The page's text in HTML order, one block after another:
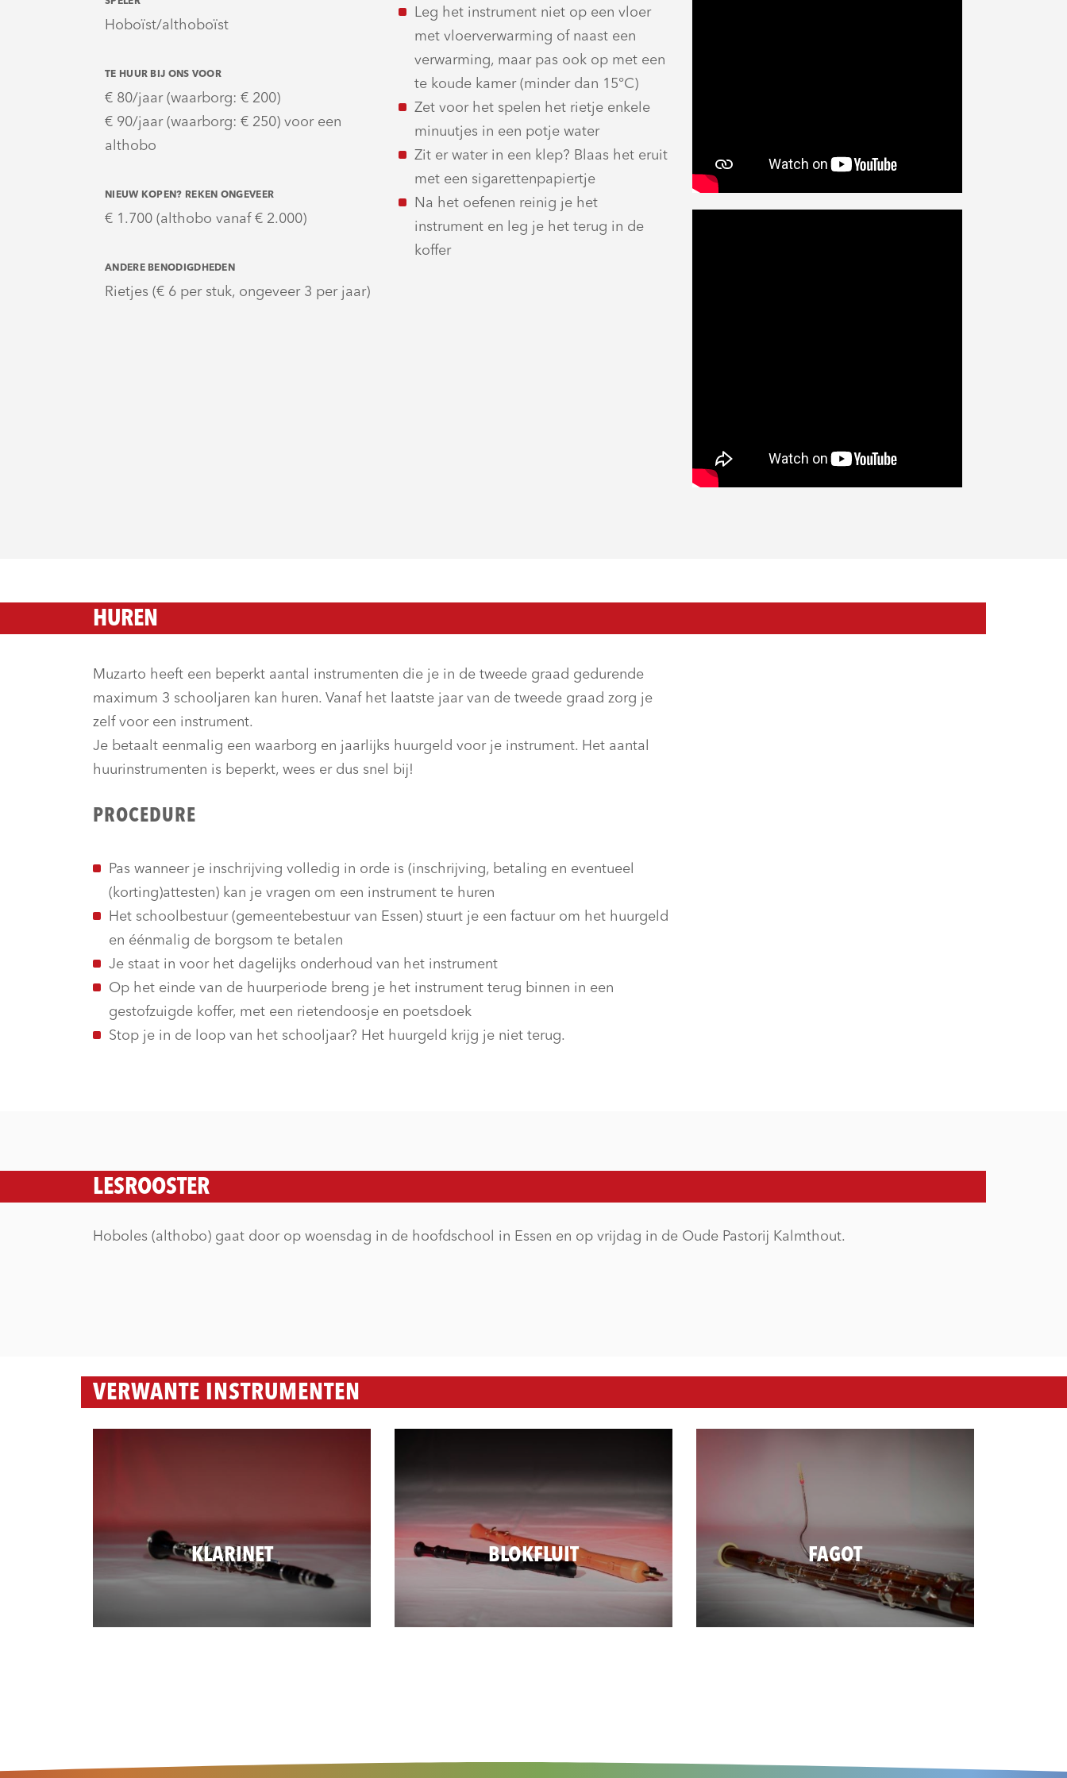
SPELER
Hoboïst/althoboïst
TE HUUR BIJ ONS VOOR
€ 80/jaar (waarborg: € 200)
€ 90/jaar (waarborg: € 250) voor een
althobo
NIEUW KOPEN? REKEN ONGEVEER
€ 1.700 (althobo vanaf € 2.000)
ANDERE BENODIGDHEDEN
Rietjes (€ 6 per stuk, ongeveer 3 per jaar)
Leg het instrument niet op een vloer
met vloerverwarming of naast een
verwarming, maar pas ook op met een
te koude kamer (minder dan 15°C)
Zet voor het spelen het rietje enkele
minuutjes in een potje water
Zit er water in een klep? Blaas het eruit
met een sigarettenpapiertje
Na het oefenen reinig je het
instrument en leg je het terug in de
koffer
HUREN
Muzarto heeft een beperkt aantal instrumenten die je in de tweede graad gedurende
maximum 3 schooljaren kan huren. Vanaf het laatste jaar van de tweede graad zorg je
zelf voor een instrument.
Je betaalt eenmalig een waarborg en jaarlijks huurgeld voor je instrument. Het aantal
huurinstrumenten is beperkt, wees er dus snel bij!
PROCEDURE
Pas wanneer je inschrijving volledig in orde is (inschrijving, betaling en eventueel
(korting)attesten) kan je vragen om een instrument te huren
Het schoolbestuur (gemeentebestuur van Essen) stuurt je een factuur om het huurgeld
en éénmalig de borgsom te betalen
Je staat in voor het dagelijks onderhoud van het instrument
Op het einde van de huurperiode breng je het instrument terug binnen in een
gestofzuigde koffer, met een rietendoosje en poetsdoek
Stop je in de loop van het schooljaar? Het huurgeld krijg je niet terug.
LESROOSTER
Hoboles (althobo) gaat door op woensdag in de hoofdschool in Essen en op vrijdag in de Oude Pastorij Kalmthout.
VERWANTE INSTRUMENTEN
KLARINET BLOKFLUIT FAGOT